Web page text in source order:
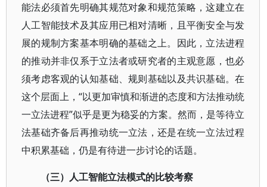
能法必须首先明确其规范对象和规范策略，这建立在
人工智能技术及其应用已相对清晰，且平衡安全与发
展的规制方案基本明确的基础之上。因此，立法进程
的推动并非仅系于立法者或研究者的主观意愿，也必
须考虑客观的认知基础、规则基础以及共识基础。在
这个层面上，“以更加审慎和渐进的态度和方法推动统
一立法进程”似乎是更为稳妥的方案。然而，是等待立
法基础齐备后再推动统一立法，还是在统一立法过程
中积累基础，仍是有待进一步讨论的话题。
（三）人工智能立法模式的比较考察